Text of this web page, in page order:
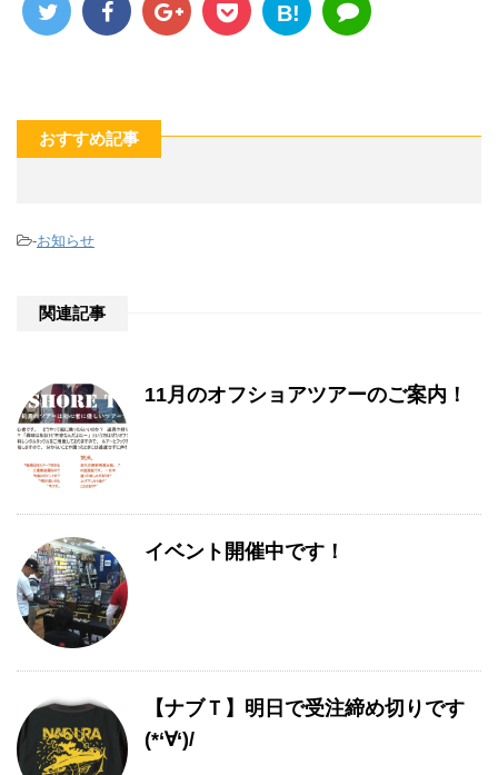
B!
おすすめ記事
-お知らせ
関連記事
11月のオフショアツアーのご案内！
イベント開催中です！
【ナブＴ】明日で受注締め切りです
(*‘∀‘)/